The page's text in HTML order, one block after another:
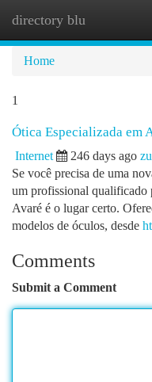
directory blu
Home
1
Ótica Especializada em
Internet 246 days ago
Se você precisa de uma
um profissional qualificado
Avaré é o lugar certo.
modelos de óculos, desde
Comments
Submit a Comment